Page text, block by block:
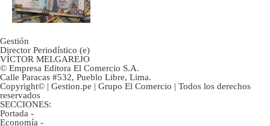
Gestión
Director Periodístico (e)
VÍCTOR MELGAREJO
© Empresa Editora El Comercio S.A.
Calle Paracas #532, Pueblo Libre, Lima.
Copyright© | Gestion.pe | Grupo El Comercio | Todos los derechos
reservados
SECCIONES:
Portada -
Economía -